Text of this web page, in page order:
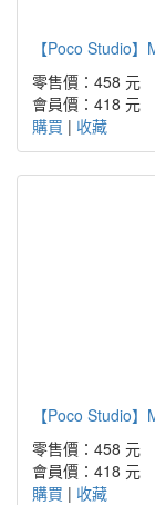
【Poco Studio
零售價：458 元
會員價：418 元
購買 | 收藏
【Poco Studio
零售價：458 元
會員價：418 元
購買 | 收藏